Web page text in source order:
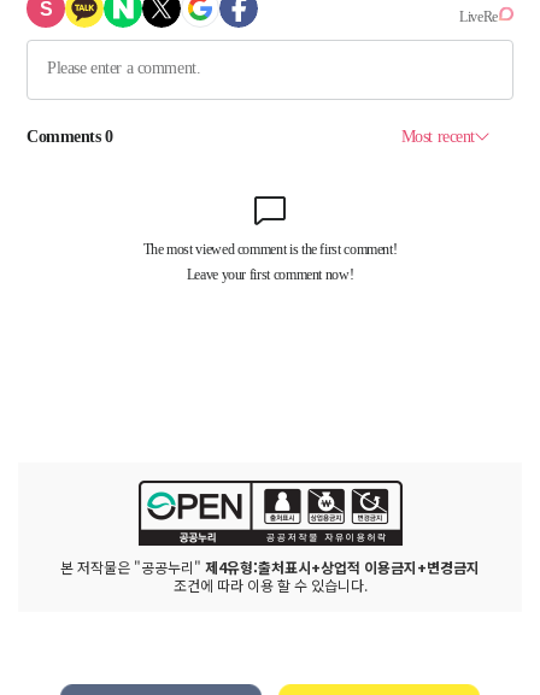
본 저작물은 "공공누리" 제4유형:출처표시+상업적 이용금지+변경금지
조건에 따라 이용 할 수 있습니다.